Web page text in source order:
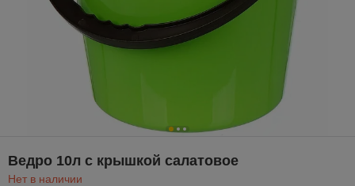
Ведро 10л с крышкой салатовое
Нет в наличии